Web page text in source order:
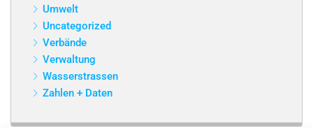
Umwelt
Uncategorized
Verbände
Verwaltung
Wasserstrassen
Zahlen + Daten